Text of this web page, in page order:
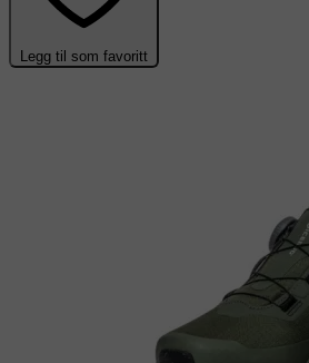
Legg til som favoritt